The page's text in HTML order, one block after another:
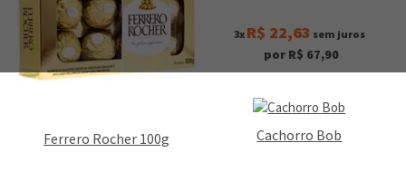
Ferrero Rocher 100g
3x R$ 22,63 sem juros
por R$ 67,90
Cachorro Bob